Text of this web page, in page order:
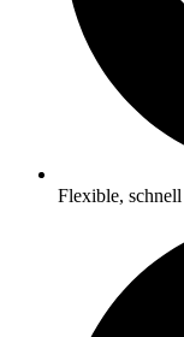
Flexible,